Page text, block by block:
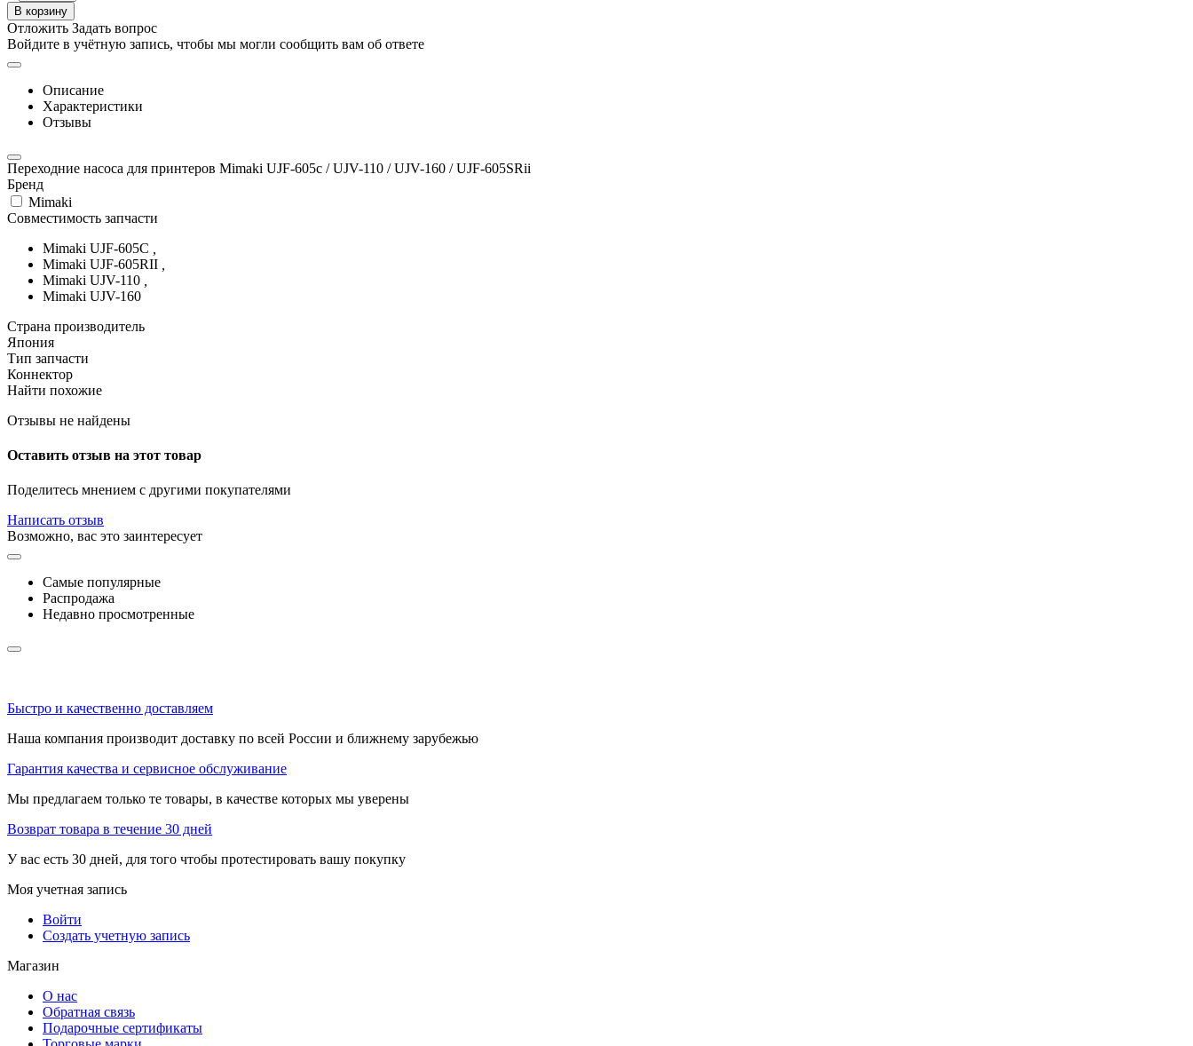
В корзину
Отложить Задать вопрос
Войдите в учётную запись, чтобы мы могли сообщить вам об ответе
Описание
Характеристики
Отзывы
Переходние насоса для принтеров Mimaki UJF-605c / UJV-110 / UJV-160 / UJF-605SRii
Бренд
Mimaki
Совместимость запчасти
Mimaki UJF-605C
Mimaki UJF-605RII
Mimaki UJV-110
Mimaki UJV-160
Страна производитель
Япония
Тип запчасти
Коннектор
Найти похожие
Отзывы не найдены
Оставить отзыв на этот товар
Поделитесь мнением с другими покупателями
Написать отзыв
Возможно, вас это заинтересует
Самые популярные
Распродажа
Недавно просмотренные
Быстро и качественно доставляем
Наша компания производит доставку по всей России и ближнему зарубежью
Гарантия качества и сервисное обслуживание
Мы предлагаем только те товары, в качестве которых мы уверены
Возврат товара в течение 30 дней
У вас есть 30 дней, для того чтобы протестировать вашу покупку
Моя учетная запись
Войти
Создать учетную запись
Магазин
О нас
Обратная связь
Подарочные сертификаты